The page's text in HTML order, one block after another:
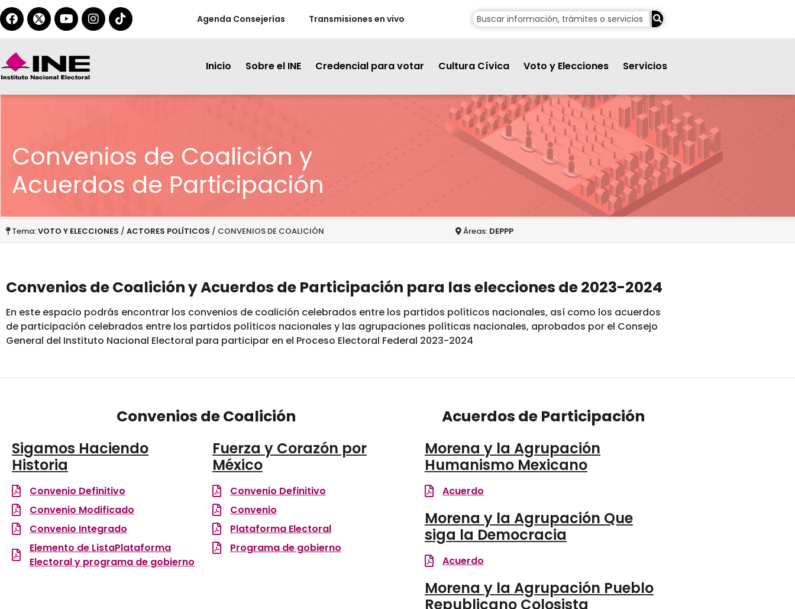
Agenda Consejerías Transmisiones en vivo
Inicio Sobre el INE Credencial para votar Cultura Cívica Voto y Elecciones Servicios
Convenios de Coalición y
Acuerdos de Participación
Tema:VOTO Y ELECCIONES / ACTORES POLÍTICOS / CONVENIOS DE COALICIÓN Áreas: DEPPP
Convenios de Coalición y Acuerdos de Participación para las elecciones de 2023-2024
En este espacio podrás encontrar los convenios de coalición celebrados entre los partidos políticos nacionales, así como los acuerdos
de participación celebrados entre los partidos políticos nacionales y las agrupaciones políticas nacionales, aprobados por el Consejo
General del Instituto Nacional Electoral para participar en el Proceso Electoral Federal 2023-2024
Convenios de Coalición
Sigamos Haciendo
Historia
Convenio Definitivo
Convenio Modificado
Convenio Integrado
Elemento de ListaPlataforma
Electoral y programa de gobierno
Fuerza y Corazón por
México
Convenio Definitivo
Convenio
Plataforma Electoral
Programa de gobierno
Acuerdos de Participación
Morena y la Agrupación
Humanismo Mexicano
Acuerdo
Morena y la Agrupación Que
siga la Democracia
Acuerdo
Morena y la Agrupación Pueblo
Republicano Colosista